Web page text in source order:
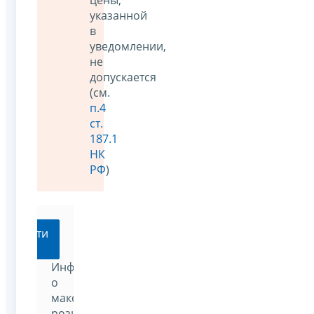
указанной
в
уведомлении,
не
допускается
(см.
п.4
ст.
187.1
НК
РФ)
Перейти
Информация
о
максимальных